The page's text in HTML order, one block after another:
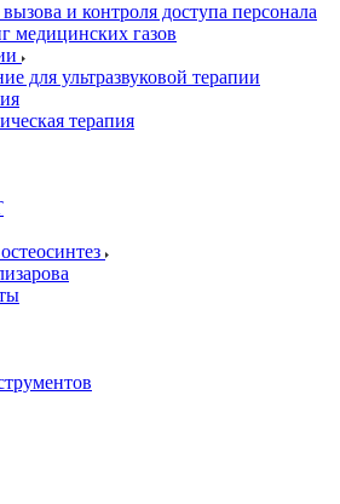
и контроля доступа персонала
медицинских газов
для ультразвуковой терапии
терапия